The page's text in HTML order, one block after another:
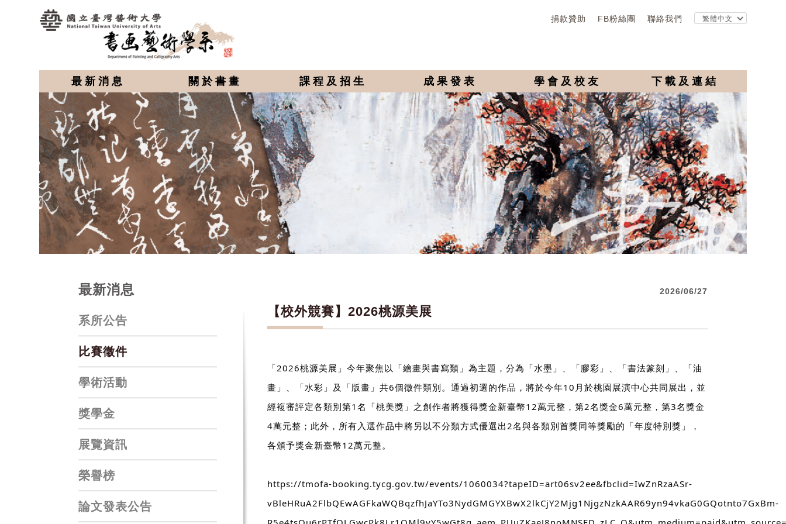
捐款贊助 FB粉絲團 聯絡我們
最新消息 關於書畫 課程及招生 成果發表 學會及校友 下載及連結
最新消息
系所公告
比賽徵件
學術活動
獎學金
展覽資訊
榮譽榜
論文發表公告
2026/06/27
【校外競賽】2026桃源美展
「2026桃源美展」今年聚焦以「繪畫與書寫類」為主題，分為「水墨」、「膠彩」、「書法篆刻」、「油
畫」、「水彩」及「版畫」共6個徵件類別。通過初選的作品，將於今年10月於桃園展演中心共同展出，並
經複審評定各類別第1名「桃美獎」之創作者將獲得獎金新臺幣12萬元整，第2名獎金6萬元整，第3名獎金
4萬元整；此外，所有入選作品中將另以不分類方式優選出2名與各類別首獎同等獎勵的「年度特別獎」，
各頒予獎金新臺幣12萬元整。
https://tmofa-booking.tycg.gov.tw/events/1060034?tapeID=art06sv2ee&fbclid=IwZnRzaASr-
vBleHRuA2FlbQEwAGFkaWQBqzfhJaYTo3NydGMGYXBwX2lkCjY2Mjg1NjgzNzkAAR69yn94vkaG0GQotnto7GxBm-